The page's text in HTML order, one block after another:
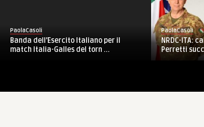
PaolaCasoli
Banda dell’Esercito Italiano per il
match Italia-Galles del torn ...
PaolaCasoli
NRDC-ITA:
Perretti